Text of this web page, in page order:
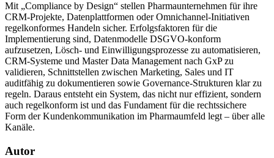
Mit „Compliance by Design“ stellen Pharmaunternehmen für ihre
CRM-Projekte, Datenplattformen oder Omnichannel-Initiativen
regelkonformes Handeln sicher. Erfolgsfaktoren für die
Implementierung sind, Datenmodelle DSGVO-konform
aufzusetzen, Lösch- und Einwilligungsprozesse zu automatisieren,
CRM-Systeme und Master Data Management nach GxP zu
validieren, Schnittstellen zwischen Marketing, Sales und IT
auditfähig zu dokumentieren sowie Governance-Strukturen klar zu
regeln. Daraus entsteht ein System, das nicht nur effizient, sondern
auch regelkonform ist und das Fundament für die rechtssichere
Form der Kundenkommunikation im Pharmaumfeld legt – über alle
Kanäle.
Autor